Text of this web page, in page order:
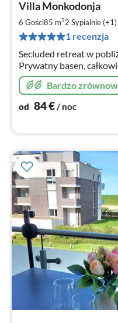
Villa Monkodonja
6 Gości85 m22 Sypialnie (+1)
1 recenzja
Secluded retreat w
Prywatny basen,
łazienka, dla
Bardzo
od 84€ / noc